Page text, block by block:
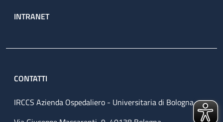
INTRANET
CONTATTI
IRCCS Azienda Ospedaliero - Universitaria di Bologna